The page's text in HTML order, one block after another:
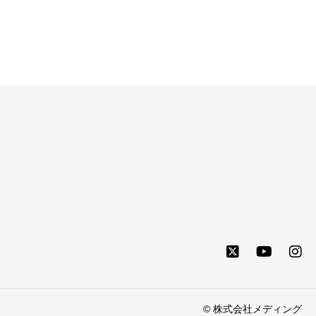
© 株式会社メディング